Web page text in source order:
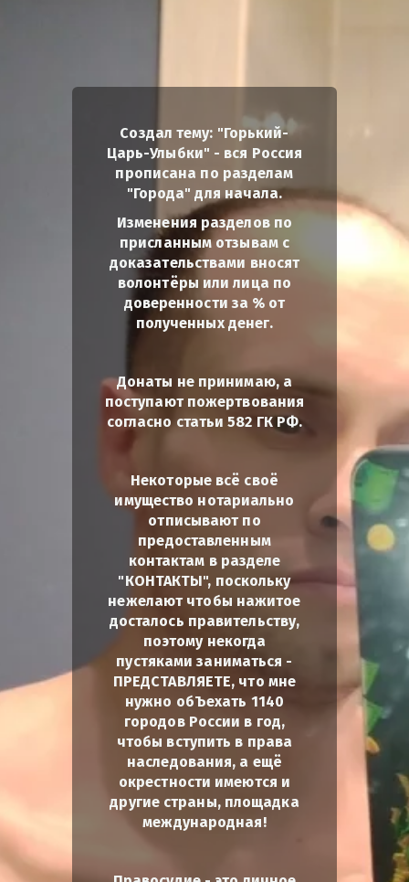
Создал тему: "Горький-
Царь-Улыбки" - вся Россия
прописана по разделам
"Города" для начала.
Изменения разделов по
присланным отзывам с
доказательствами вносят
волонтёры или лица по
доверенности за % от
полученных денег.
Донаты не принимаю, а
поступают пожертвования
согласно статьи 582 ГК РФ.
Некоторые всё своё
имущество нотариально
отписывают по
предоставленным
контактам в разделе
"КОНТАКТЫ", поскольку
нежелают чтобы нажитое
досталось правительству,
поэтому некогда
пустяками заниматься -
ПРЕДСТАВЛЯЕТЕ, что мне
нужно обЪехать 1140
городов России в год,
чтобы вступить в права
наследования, а ещё
окрестности имеются и
другие страны, площадка
международная!